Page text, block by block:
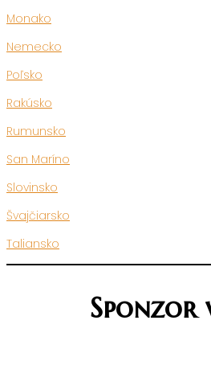
Monako
Nemecko
Poľsko
Rakúsko
Rumunsko
San Maríno
Slovinsko
Švajčiarsko
Taliansko
Sponzor